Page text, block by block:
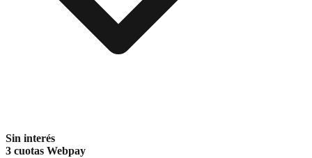
Sin interés
3 cuotas Webpay